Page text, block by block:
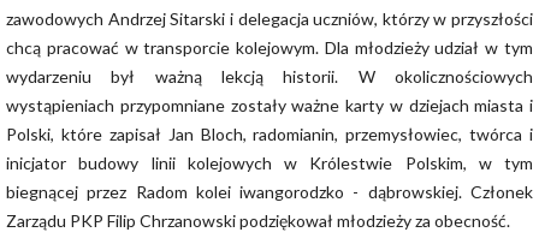
Kontakt
Kursy i szkolenia zawodowe
zawodowych Andrzej Sitarski i delegacja uczniów, którzy w przyszłości
chcą pracować w transporcie kolejowym. Dla młodzieży udział w tym
wydarzeniu był ważną lekcją historii. W okolicznościowych
wystąpieniach przypomniane zostały ważne karty w dziejach miasta i
Polski, które zapisał Jan Bloch, radomianin, przemysłowiec, twórca i
inicjator budowy linii kolejowych w Królestwie Polskim, w tym
biegnącej przez Radom kolei iwangorodzko - dąbrowskiej. Członek
Zarządu PKP Filip Chrzanowski podziękował młodzieży za obecność.